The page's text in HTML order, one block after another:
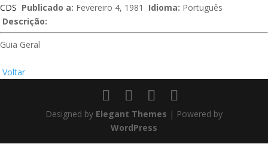
CDS Publicado a: Fevereiro 4, 1981 Idioma: Português
Descrição:
Guia Geral
Voltar
Designed by Elegant Themes | Powered by
WordPress